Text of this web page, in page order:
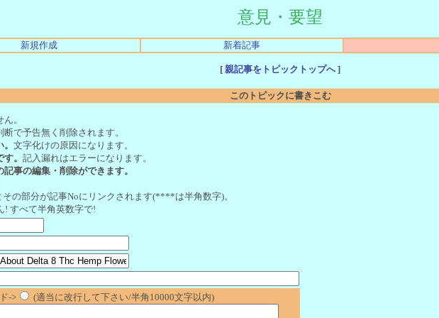
意見・要望
新規作成 新着記事
[ 親記事をトピックトップへ]
このトピックに書きこむ
。
で予告無く削除されます。
文字化けの原因になります。
。 記入漏れはエラーになります。
事の編集・削除ができます。
の部分が記事Noにリンクされます(****は半角数字)。
! すべて半角英数字で!
-> (適当に改行して下さい/半角10000文字以内)